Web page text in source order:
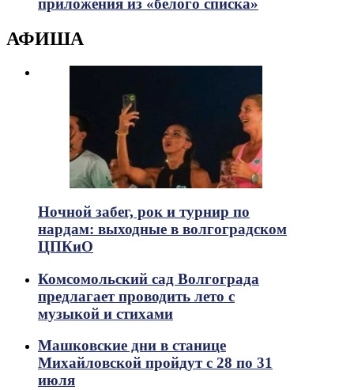
приложения из «белого списка»
АФИША
Ночной забег, рок и турнир по
нардам: выходные в волгоградском
ЦПКиО
Комсомольский сад Волгограда
предлагает проводить лето с
музыкой и стихами
Машковские дни в станице
Михайловской пройдут с 28 по 31
июля